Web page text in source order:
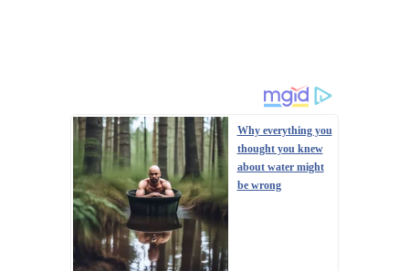
Why everything you
thought you knew
about water might
be wrong